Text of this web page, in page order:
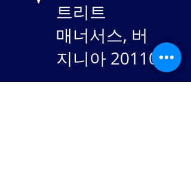
트리트
매너서스, 버
지니아 20110